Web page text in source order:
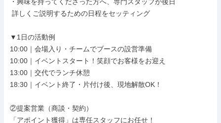
▼1日の活動例
10:00｜会場入り・チームでブースの設営準備
10:00｜イベントスタート！笑顔でお客様をお迎え
13:00｜交代でランチ休憩
18:30｜イベント終了・片付け後、現地解散OK！
②提案営業（商談・契約）
「アポイント獲得」は専任スタッフにお任せ！